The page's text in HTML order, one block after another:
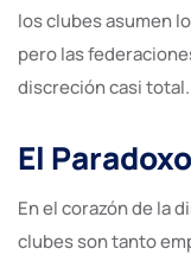
los clubes asumen
pero las
discreción casi total.
El
En el corazón de la
clubes son tanto